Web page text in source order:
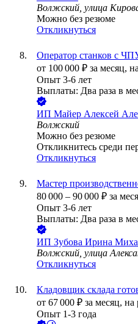
Волжский, улица
Можно без резюме
Откликнуться
Оператор станков с
от 100 000 ₽ за месяц,
Опыт 3-6 лет
Выплаты: Два раза в
ИП Майер Алексей
Волжский
Можно без резюме
Откликнитесь среди
Откликнуться
Мастер
80 000 – 90 000 ₽ за
Опыт 3-6 лет
Выплаты: Два раза в
ИП Зубова Ирина
Волжский, улица
Откликнуться
Кладовщик склада
от 67 000 ₽ за месяц, на
Опыт 1-3 года